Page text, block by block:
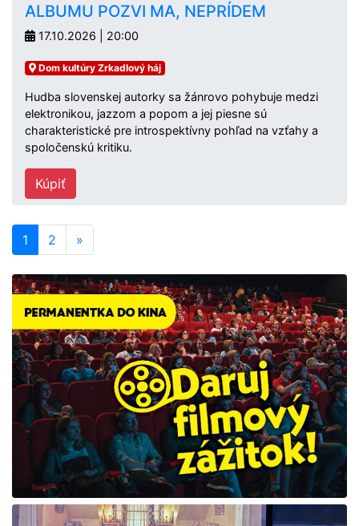
ALBUMU POZVI MA, NEPRÍDEM
17.10.2026 | 20:00
Dom kultúry Zrkadlový háj
Hudba slovenskej autorky sa žánrovo pohybuje medzi
elektronikou, jazzom a popom a jej piesne sú
charakteristické pre introspektívny pohľad na vzťahy a
spoločenskú kritiku.
Kúpiť
1 2 »